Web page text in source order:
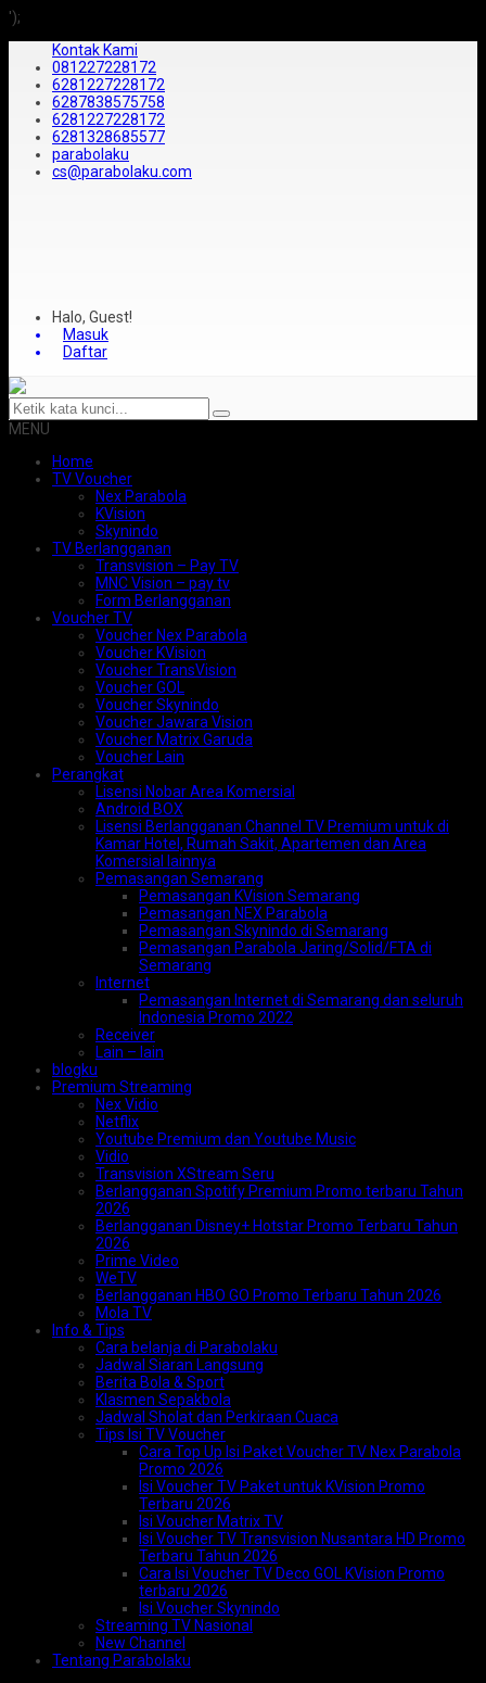
');
Kontak Kami
081227228172
6281227228172
6287838575758
6281227228172
6281328685577
parabolaku
cs@parabolaku.com
Halo, Guest!
Masuk
Daftar
MENU
Home
TV Voucher
Nex Parabola
KVision
Skynindo
TV Berlangganan
Transvision – Pay TV
MNC Vision – pay tv
Form Berlangganan
Voucher TV
Voucher Nex Parabola
Voucher KVision
Voucher TransVision
Voucher GOL
Voucher Skynindo
Voucher Jawara Vision
Voucher Matrix Garuda
Voucher Lain
Perangkat
Lisensi Nobar Area Komersial
Android BOX
Lisensi Berlangganan Channel TV Premium untuk di
Kamar Hotel, Rumah Sakit, Apartemen dan Area
Komersial lainnya
Pemasangan Semarang
Pemasangan KVision Semarang
Pemasangan NEX Parabola
Pemasangan Skynindo di Semarang
Pemasangan Parabola Jaring/Solid/FTA di
Semarang
Internet
Pemasangan Internet di Semarang dan seluruh
Indonesia Promo 2022
Receiver
Lain – lain
blogku
Premium Streaming
Nex Vidio
Netflix
Youtube Premium dan Youtube Music
Vidio
Transvision XStream Seru
Berlangganan Spotify Premium Promo terbaru Tahun
2026
Berlangganan Disney+ Hotstar Promo Terbaru Tahun
2026
Prime Video
WeTV
Berlangganan HBO GO Promo Terbaru Tahun 2026
Mola TV
Info & Tips
Cara belanja di Parabolaku
Jadwal Siaran Langsung
Berita Bola & Sport
Klasmen Sepakbola
Jadwal Sholat dan Perkiraan Cuaca
Tips Isi TV Voucher
Cara Top Up Isi Paket Voucher TV Nex Parabola
Promo 2026
Isi Voucher TV Paket untuk KVision Promo
Terbaru 2026
Isi Voucher Matrix TV
Isi Voucher TV Transvision Nusantara HD Promo
Terbaru Tahun 2026
Cara Isi Voucher TV Deco GOL KVision Promo
terbaru 2026
Isi Voucher Skynindo
Streaming TV Nasional
New Channel
Tentang Parabolaku